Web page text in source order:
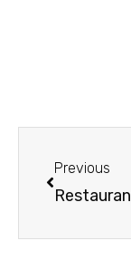
Previous